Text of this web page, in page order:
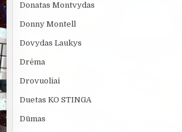
Donatas Montvydas
Donny Montell
Dovydas Laukys
Drėma
Drovuoliai
Duetas KO STINGA
Dūmas